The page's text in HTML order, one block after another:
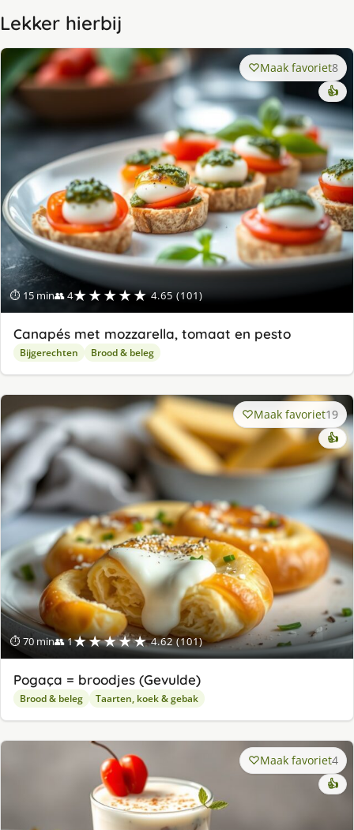
Lekker hierbij
⏱ 15 min👥 4★★★★★ 4.65 (101)
Maak favoriet8
👍
Canapés met mozzarella, tomaat en pesto
Bijgerechten Brood & beleg
⏱ 70 min👥 1★★★★★ 4.62 (101)
Maak favoriet19
👍
Pogaça = broodjes (Gevulde)
Brood & beleg Taarten, koek & gebak
Maak favoriet4
👍